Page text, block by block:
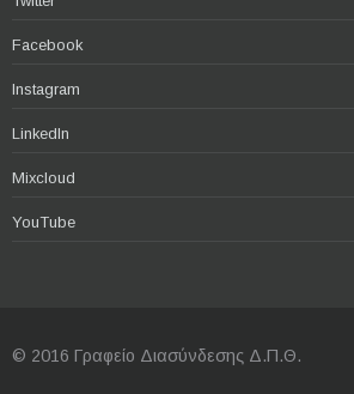
Facebook
Instagram
LinkedIn
Mixcloud
YouTube
© 2016 Γραφείο Διασύνδεσης Δ.Π.Θ.